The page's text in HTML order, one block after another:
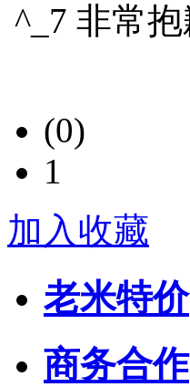
^_7 非常
(0)
1
加入收藏
老米特价
商务合作